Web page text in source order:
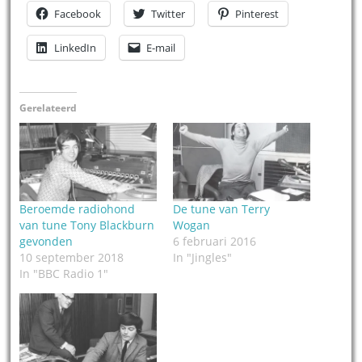
Facebook Twitter Pinterest
LinkedIn E-mail
Gerelateerd
Beroemde radiohond
van tune Tony Blackburn
gevonden
10 september 2018
In "BBC Radio 1"
De tune van Terry
Wogan
6 februari 2016
In "Jingles"